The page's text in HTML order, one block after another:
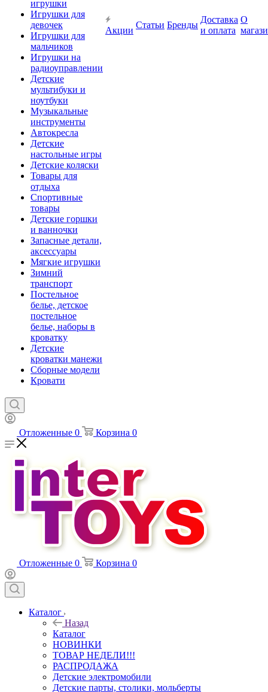
игрушки
Игрушки для
девочек
Игрушки для
мальчиков
Игрушки на
радиоуправлении
Детские
мультибуки и
ноутбуки
Музыкальные
инструменты
Автокресла
Детские
настольные игры
Детские коляски
Товары для
отдыха
Спортивные
товары
Детские горшки
и ванночки
Запасные детали,
аксессуары
Мягкие игрушки
Зимний
транспорт
Постельное
белье, детское
постельное
белье, наборы в
кроватку
Детские
кроватки манежи
Сборные модели
Кровати
Акции
Статьи Бренды
Доставка
и оплата
О
Отложенные 0 Корзина 0
Отложенные 0 Корзина 0
Каталог
Назад
Каталог
НОВИНКИ
ТОВАР НЕДЕЛИ!!!
РАСПРОДАЖА
Детские электромобили
Детские парты, столики, мольберты